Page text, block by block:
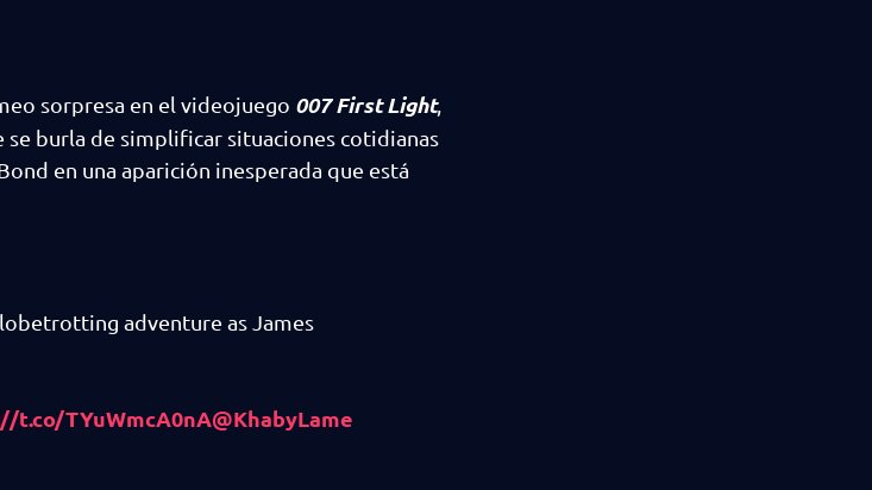
sorpresa en el videojuego 007 First Light,
burla de simplificar situaciones cotidianas
en una aparición inesperada que está
adventure as James
t.co/TYuWmcA0nA@KhabyLame